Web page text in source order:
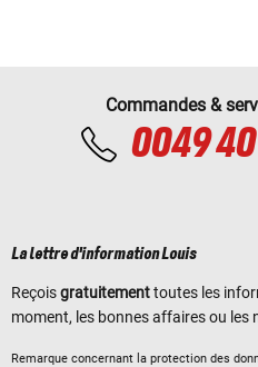
Commandes &
0049
La lettre d'information Louis
Reçoisgratuitementtoutes les
moment, les bonnes affaires ou les
Remarque concernant la protection des